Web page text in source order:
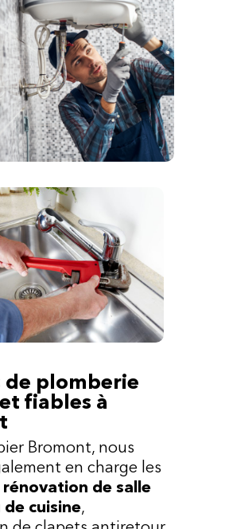
de plomberie
fiables à
Bromont, nous
en charge les
de salle
de cuisine,